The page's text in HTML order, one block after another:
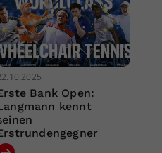
Bank Open:
kennt